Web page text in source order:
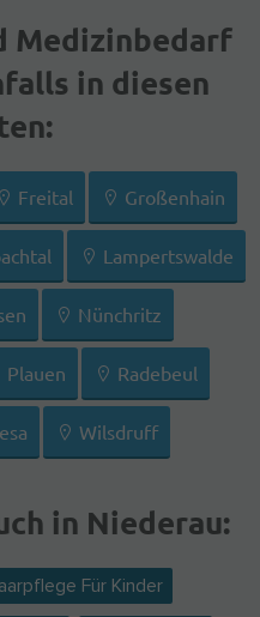
Medizinbedarf
in diesen
Freital Großenhain
Lampertswalde
Nünchritz
Plauen Radebeul
Wilsdruff
in Niederau:
Für Kinder